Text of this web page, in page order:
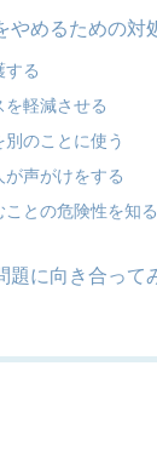
やめるための対
する
を軽減させる
別のことに使う
が声がけをする
ことの危険性を知る
題に向き合って